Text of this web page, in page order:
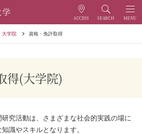
大学院 資格・免許取得
得(大学院)
究活動は、さまざまな社会的実践の場に
識やスキルとなります。